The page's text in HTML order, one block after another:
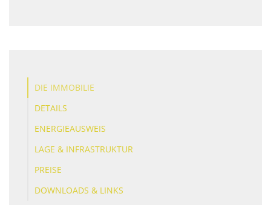
DIE IMMOBILIE
DETAILS
ENERGIEAUSWEIS
LAGE & INFRASTRUKTUR
PREISE
DOWNLOADS & LINKS